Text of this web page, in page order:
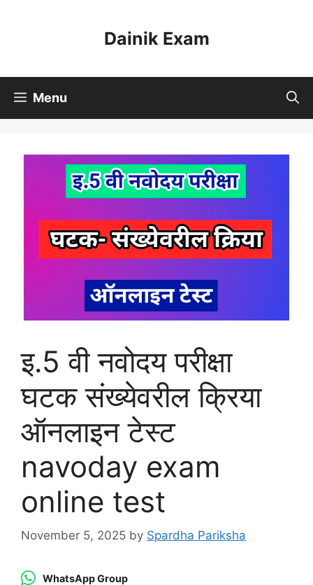
Dainik Exam
Menu
इ.5 वी नवोदय परीक्षा
घटक संख्येवरील क्रिया
ऑनलाइन टेस्ट
navoday exam
online test
November 5, 2025 by Spardha Pariksha
WhatsApp Group